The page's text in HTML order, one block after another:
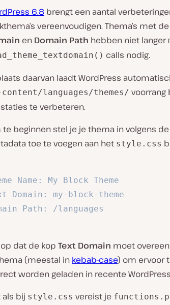
6.8 brengt een aantal
vereenvoudigen. Thema’s met
en Domain Path hebben niet langer
calls nodig.
daarvan laadt WordPress
content/languages/themes/
te verbeteren.
te beginnen stel je je thema in volgens
toe te voegen aan het style.css
Name: My Block Theme
Domain: my-block-theme
Path: /languages
dat de kop Text Domain moet
(meestal in kebab-case) om ervoor
worden geladen in recente
als bij style.css vereist je